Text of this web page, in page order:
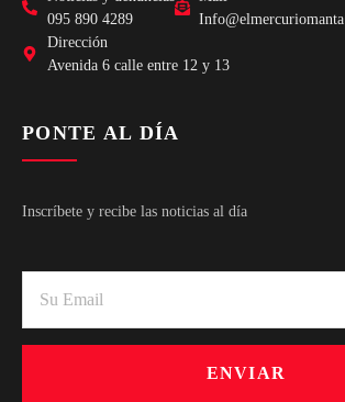
095 890 4289
Dirección
Avenida 6 calle entre 12 y 13
PONTE AL DÍA
Inscríbete y recibe las noticias al día
ENVIAR